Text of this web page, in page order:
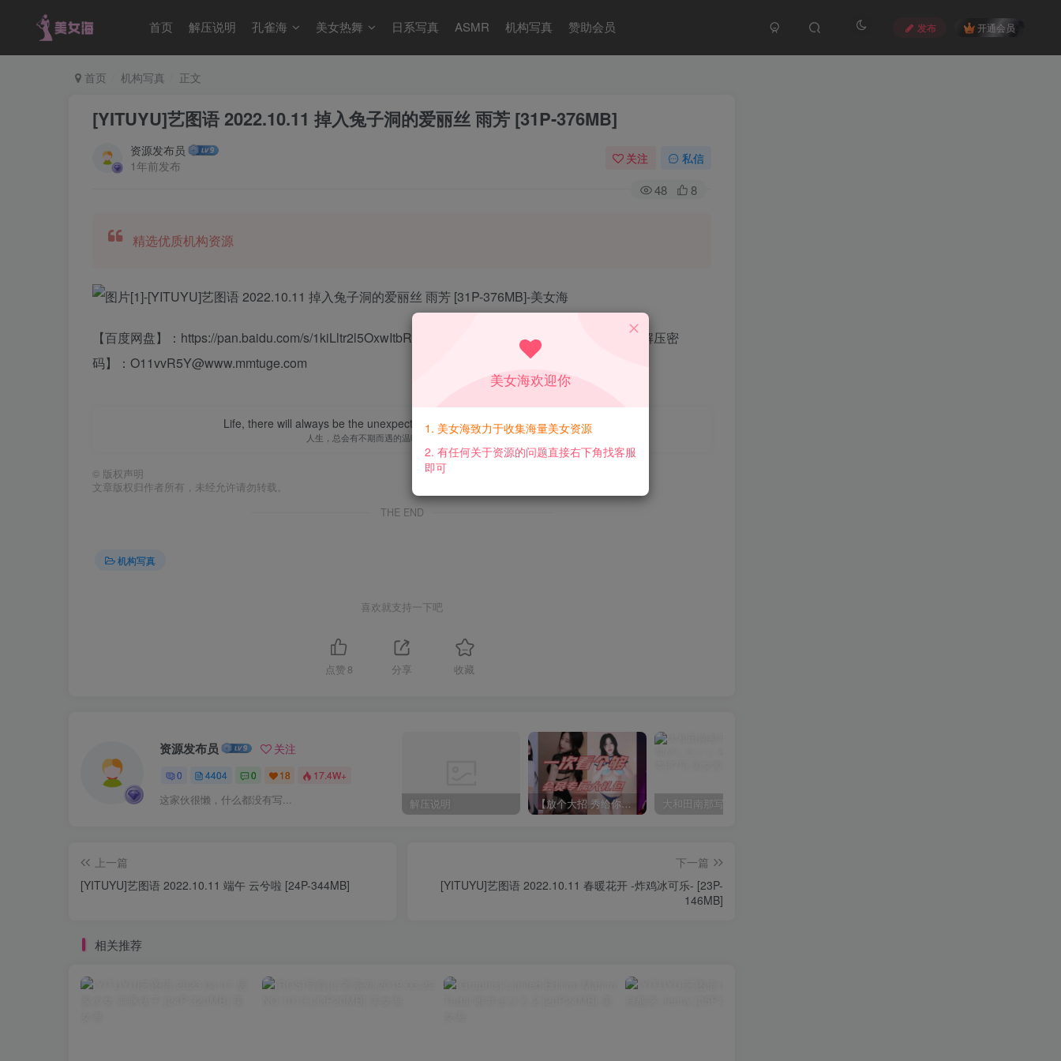
首页 解压说明 孔雀海 美女热舞 日系写真 ASMR 机构写真 赞助会员 发布 开通会员
首页 机构写真 正文
[YITUYU]艺图语 2022.10.11 掉入兔子洞的爱丽丝 雨芳 [31P-376MB]
资源发布员
1年前发布
关注 私信
48 8
精选优质机构资源
【百度网盘】：https://pan.baidu.com/s/1kiLltr2l5OxwItbRXu9GDg?pwd=g76r 【提取码】：g76r【解压密
码】：O11vvR5Y@www.mmtuge.com
Life, there will always be the unexpected warmth and the endless hope.
人生，总会有不期而遇的温暖，和生生不息的希望
© 版权声明
文章版权归作者所有，未经允许请勿转载。
THE END
机构写真
喜欢就支持一下吧
点赞 8 分享 收藏
资源发布员 关注
0 4404 0 18 17.4W+
这家伙很懒，什么都没有写... 解压说明 【放个大招 秀给你】赞助VIP，全站无限制任意下载巨量福利资源打包！【VIP优惠中】
上一篇
[YITUYU]艺图语 2022.10.11 端午 云兮啦 [24P-344MB]
下一篇
[YITUYU]艺图语 2022.10.11 春暖花开 -炸鸡冰可乐- [23P-
146MB]
相关推荐
美女海欢迎你
1. 美女海致力于收集海量美女资源
2. 有任何关于资源的问题直接右下角找客服
即可